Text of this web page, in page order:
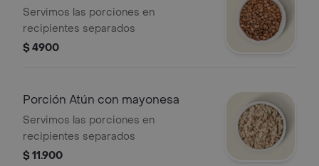
Servimos las porciones en
recipientes separados
$ 4900
Porción Atún con mayonesa
Servimos las porciones en
recipientes separados
$ 11.900